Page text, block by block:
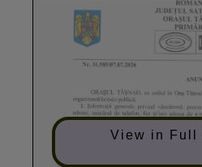
View in Full